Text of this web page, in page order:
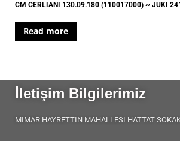
CM CERLIANI 130.09.180 (110017000) ~ JUKI
Read more
İletişim Bilgilerimiz
MIMAR HAYRETTIN MAHALLESI HATTAT